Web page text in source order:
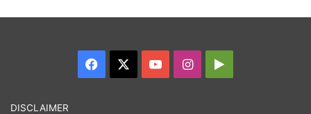
Facebook YouTubeInstagram
DISCLAIMER